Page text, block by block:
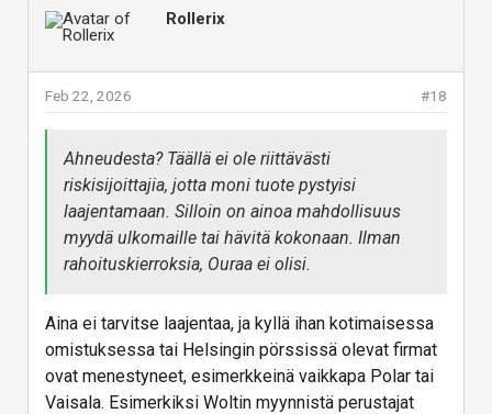
Rollerix
#18
Feb 22, 2026
Ahneudesta? Täällä ei ole riittävästi
riskisijoittajia, jotta moni tuote pystyisi
laajentamaan. Silloin on ainoa mahdollisuus
myydä ulkomaille tai hävitä kokonaan. Ilman
rahoituskierroksia, Ouraa ei olisi.
Aina ei tarvitse laajentaa, ja kyllä ihan kotimaisessa
omistuksessa tai Helsingin pörssissä olevat firmat
ovat menestyneet, esimerkkeinä vaikkapa Polar tai
Vaisala. Esimerkiksi Woltin myynnistä perustajat